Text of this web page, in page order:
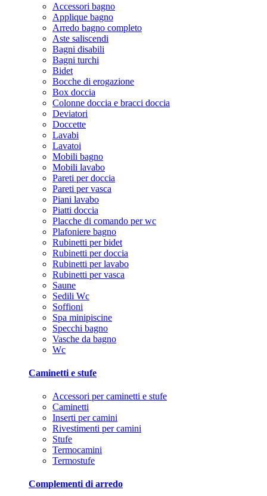
Accessori bagno
Applique bagno
Arredo bagno completo
Aste saliscendi
Bagni disabili
Bagni turchi
Bidet
Bocche di erogazione
Box doccia
Colonne doccia e bracci doccia
Deviatori
Doccette
Lavabi
Lavatoi
Mobili bagno
Mobili lavabo
Pareti per doccia
Pareti per vasca
Piani lavabo
Piatti doccia
Placche di comando per wc
Plafoniere bagno
Rubinetti per bidet
Rubinetti per doccia
Rubinetti per lavabo
Rubinetti per vasca
Saune
Sedili Wc
Soffioni
Spa minipiscine
Specchi bagno
Vasche da bagno
Wc
Caminetti e stufe
Accessori per caminetti e stufe
Caminetti
Inserti per camini
Rivestimenti per camini
Stufe
Termocamini
Termostufe
Complementi di arredo